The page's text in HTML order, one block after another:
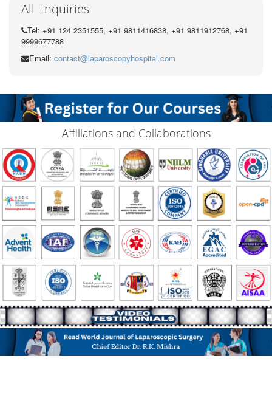
All Enquiries
Tel: +91 124 2351555, +91 9811416838, +91 9811912768, +91
9999677788
Email: contact@laparoscopyhospital.com
Affiliations and Collaborations